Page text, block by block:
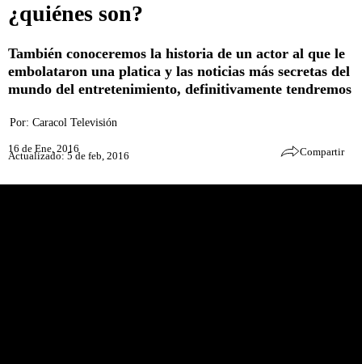
¿quiénes son?
También conoceremos la historia de un actor al que le
embolataron una platica y las noticias más secretas del
mundo del entretenimiento, definitivamente tendremos
Por: Caracol Televisión
16 de Ene, 2016
Actualizado: 5 de feb, 2016 Compartir